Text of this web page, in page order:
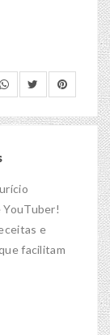
YouTuber!
e
facilitam